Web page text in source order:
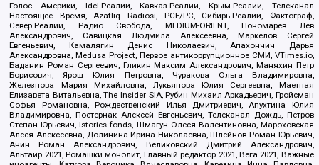
Голос Америки, Idel.Реалии, Кавказ.Реалии, Крым.Реалии, Телеканал
Настоящее Время, Azatliq Radiosi, PCE/PC, Сибирь.Реалии, Фактограф,
Север.Реалии, Радио Свобода, MEDIUM-ORIENT, Пономарев Лев
Александрович, Савицкая Людмила Алексеевна, Маркелов Сергей
Евгеньевич, Камалягин Денис Николаевич, Апахончич Дарья
Александровна, Medusa Project, Первое антикоррупционное СМИ, VTimes.io,
Баданин Роман Сергеевич, Гликин Максим Александрович, Маняхин Петр
Борисович, Ярош Юлия Петровна, Чуракова Ольга Владимировна,
Железнова Мария Михайловна, Лукьянова Юлия Сергеевна, Маетная
Елизавета Витальевна, The Insider SIA, Рубин Михаил Аркадьевич, Гройсман
Софья Романовна, Рождественский Илья Дмитриевич, Апухтина Юлия
Владимировна, Постернак Алексей Евгеньевич, Телеканал Дождь, Петров
Степан Юрьевич, Istories fonds, Шмагун Олеся Валентиновна, Мароховская
Алеся Алексеевна, Долинина Ирина Николаевна, Шлейнов Роман Юрьевич,
Анин Роман Александрович, Великовский Дмитрий Александрович,
Альтаир 2021, Ромашки монолит, Главный редактор 2021, Вега 2021, Важные